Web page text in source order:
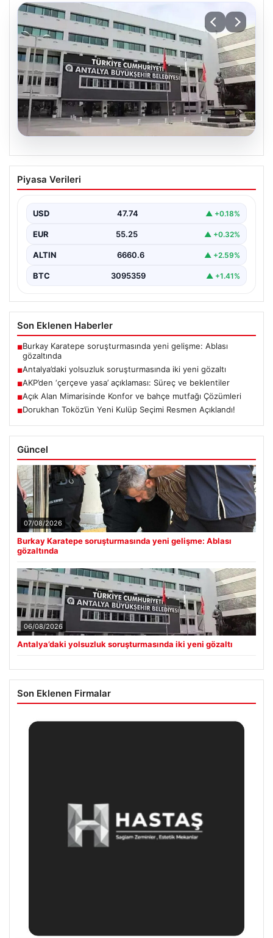
06.08.2026
Antalya’daki yolsuzluk soruşturmasında
iki yeni gözaltı
Piyasa Verileri
USD 47.74 ▲ +0.18%
EUR 55.25 ▲ +0.32%
ALTIN 6660.6 ▲ +2.59%
BTC 3095359 ▲ +1.41%
Son Eklenen Haberler
■Burkay Karatepe soruşturmasında yeni gelişme: Ablası
gözaltında
■Antalya’daki yolsuzluk soruşturmasında iki yeni gözaltı
■AKP’den ‘çerçeve yasa’ açıklaması: Süreç ve beklentiler
■Açık Alan Mimarisinde Konfor ve bahçe mutfağı Çözümleri
■Dorukhan Toköz’ün Yeni Kulüp Seçimi Resmen Açıklandı!
Güncel
07/08/2026
Burkay Karatepe soruşturmasında yeni gelişme: Ablası
gözaltında
06/08/2026
Antalya’daki yolsuzluk soruşturmasında iki yeni gözaltı
Son Eklenen Firmalar